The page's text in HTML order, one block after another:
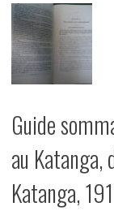
Guide
au Katanga,
Katanga,